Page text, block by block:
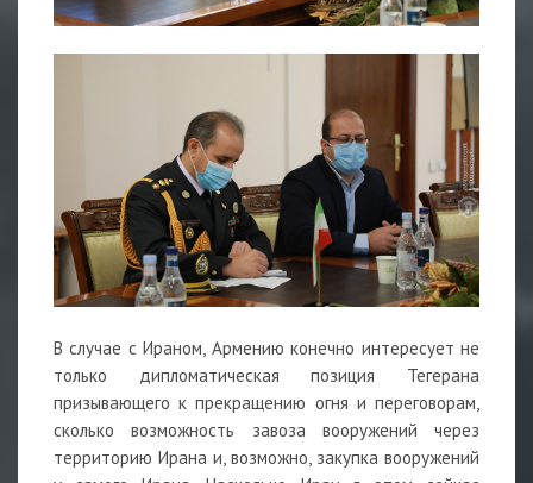
В случае с Ираном, Армению конечно интересует не
только дипломатическая позиция Тегерана
призывающего к прекращению огня и переговорам,
сколько возможность завоза вооружений через
территорию Ирана и, возможно, закупка вооружений